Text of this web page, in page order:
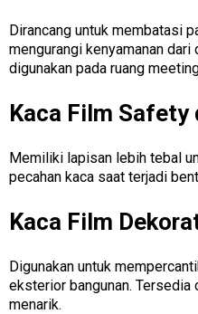
Dirancang untuk membatasi
mengurangi kenyamanan dari
digunakan pada ruang
Kaca Film Safety
Memiliki lapisan lebih tebal
pecahan kaca saat terjadi
Kaca Film
Digunakan untuk
eksterior bangunan.
menarik.